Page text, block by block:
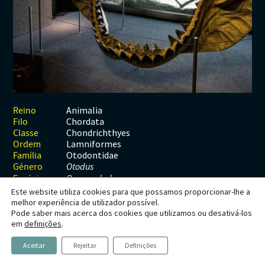
Reino
Animalia
Filo
Chordata
Classe
Chondrichthyes
Ordem
Lamniformes
Família
Otodontidae
Género
Otodus
Espécie O. megalodon
Otodus (Megaselachus)
megalodon
Este website utiliza cookies para que possamos proporcionar-lhe a
melhor experiência de utilizador possível.
Pode saber mais acerca dos cookies que utilizamos ou desativá-los
em definições.
Aceitar Rejeitar Definições
ContactosArtrópodes
Aracnídeos
Crustáceos
Diplópodes
Cnidários
Cordados
Anfíbios
Tunicados
Equinodermes
Angiospérmicas
Briófitas
Gimnospérmicas
Pteridófitas
Fungos
Ascomicetes
Basidiomicetes
Anelídeos
Artrópodes
Braquiópodes
Cnidários
Peixes
Répteis
Plantas
Gimnospérmicas
Pteridófitas
Chromista
Glossário
Revista Naturae digital
Financiamento